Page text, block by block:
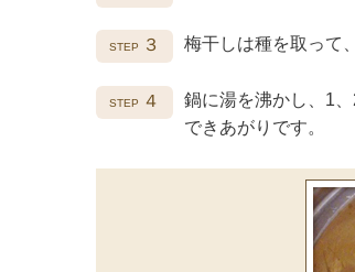
３ 梅干しは種を取って
４
鍋に湯を沸かし、1
できあがりです。